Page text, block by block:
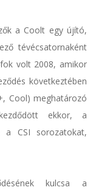
a Coolt egy újító,
tévécsatornaként
volt 2008, amikor
következtében
Cool) meghatározó
ekkor, a
a CSI sorozatokat,
kulcsa a